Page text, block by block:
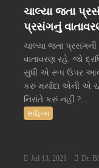
ચાલ્યા જતા
પ્રસંગનું
ચાલ્યા જતા
વાતાવરણ રહે. જો
સુધી એ રૂપ ઉપર
કરું મર્યાદા એની એ
નિરાંતે કરું નહીં ?...
સાહિત્ય
Jul 13, 2021 Dr.